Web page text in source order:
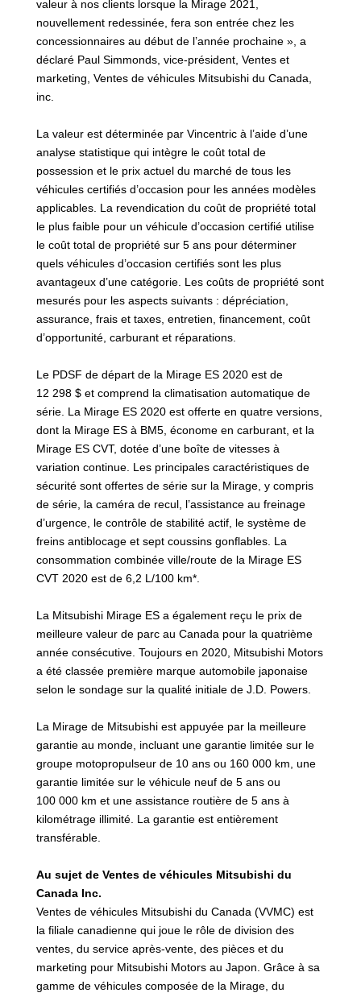
valeur à nos clients lorsque la Mirage 2021,
nouvellement redessinée, fera son entrée chez les
concessionnaires au début de l’année prochaine », a
déclaré Paul Simmonds, vice-président, Ventes et
marketing, Ventes de véhicules Mitsubishi du Canada,
inc.
La valeur est déterminée par Vincentric à l’aide d’une
analyse statistique qui intègre le coût total de
possession et le prix actuel du marché de tous les
véhicules certifiés d’occasion pour les années modèles
applicables. La revendication du coût de propriété total
le plus faible pour un véhicule d’occasion certifié utilise
le coût total de propriété sur 5 ans pour déterminer
quels véhicules d’occasion certifiés sont les plus
avantageux d’une catégorie. Les coûts de propriété sont
mesurés pour les aspects suivants : dépréciation,
assurance, frais et taxes, entretien, financement, coût
d’opportunité, carburant et réparations.
Le PDSF de départ de la Mirage ES 2020 est de
12 298 $ et comprend la climatisation automatique de
série. La Mirage ES 2020 est offerte en quatre versions,
dont la Mirage ES à BM5, économe en carburant, et la
Mirage ES CVT, dotée d’une boîte de vitesses à
variation continue. Les principales caractéristiques de
sécurité sont offertes de série sur la Mirage, y compris
de série, la caméra de recul, l’assistance au freinage
d’urgence, le contrôle de stabilité actif, le système de
freins antiblocage et sept coussins gonflables. La
consommation combinée ville/route de la Mirage ES
CVT 2020 est de 6,2 L/100 km*.
La Mitsubishi Mirage ES a également reçu le prix de
meilleure valeur de parc au Canada pour la quatrième
année consécutive. Toujours en 2020, Mitsubishi Motors
a été classée première marque automobile japonaise
selon le sondage sur la qualité initiale de J.D. Powers.
La Mirage de Mitsubishi est appuyée par la meilleure
garantie au monde, incluant une garantie limitée sur le
groupe motopropulseur de 10 ans ou 160 000 km, une
garantie limitée sur le véhicule neuf de 5 ans ou
100 000 km et une assistance routière de 5 ans à
kilométrage illimité. La garantie est entièrement
transférable.
Au sujet de Ventes de véhicules Mitsubishi du
Canada Inc.
Ventes de véhicules Mitsubishi du Canada (VVMC) est
la filiale canadienne qui joue le rôle de division des
ventes, du service après-vente, des pièces et du
marketing pour Mitsubishi Motors au Japon. Grâce à sa
gamme de véhicules composée de la Mirage, du